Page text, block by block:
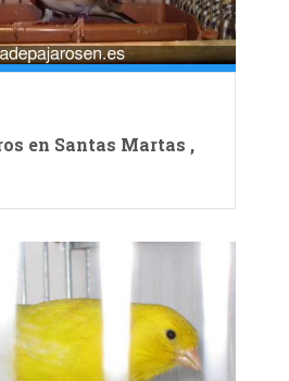
en Santas Martas ,